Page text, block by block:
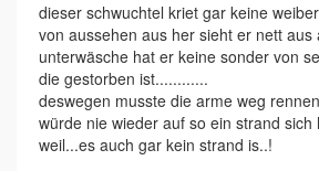
dieser schwuchtel kriet gar keine
von aussehen aus her sieht er nett aus
unterwäsche hat er keine sonder von
die gestorben ist............
deswegen musste die arme weg
würde nie wieder auf so ein strand sich
weil...es auch gar kein strand is..!